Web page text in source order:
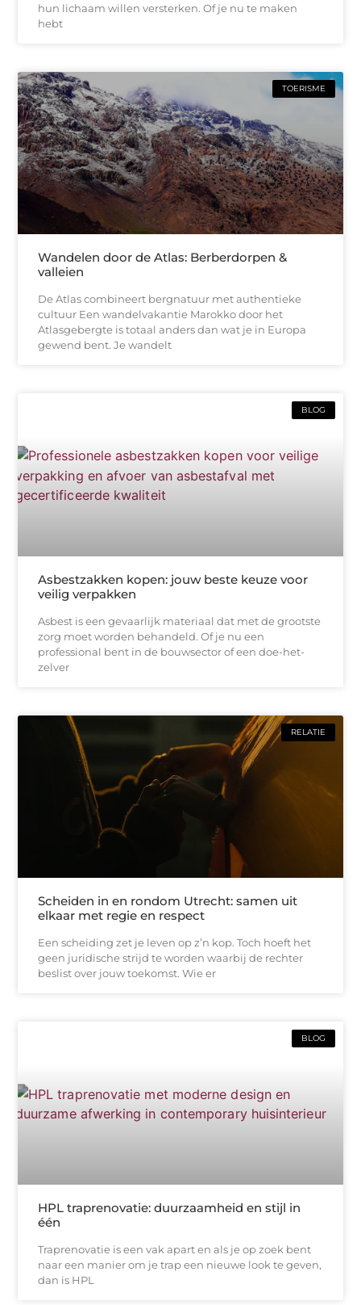
hun lichaam willen versterken. Of je nu te maken
hebt
TOERISME
Wandelen door de Atlas: Berberdorpen &
valleien
De Atlas combineert bergnatuur met authentieke
cultuur Een wandelvakantie Marokko door het
Atlasgebergte is totaal anders dan wat je in Europa
gewend bent. Je wandelt
BLOG
Asbestzakken kopen: jouw beste keuze voor
veilig verpakken
Asbest is een gevaarlijk materiaal dat met de grootste
zorg moet worden behandeld. Of je nu een
professional bent in de bouwsector of een doe-het-
zelver
RELATIE
Scheiden in en rondom Utrecht: samen uit
elkaar met regie en respect
Een scheiding zet je leven op z’n kop. Toch hoeft het
geen juridische strijd te worden waarbij de rechter
beslist over jouw toekomst. Wie er
BLOG
HPL traprenovatie: duurzaamheid en stijl in
één
Traprenovatie is een vak apart en als je op zoek bent
naar een manier om je trap een nieuwe look te geven,
dan is HPL